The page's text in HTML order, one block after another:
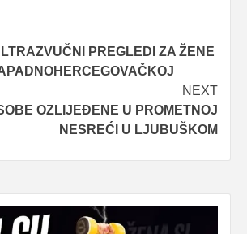
PREGLEDI ZA ŽENE
NEXT
OZLIJEĐENE U PROMETNOJ
NESREĆI U LJUBUŠKOM